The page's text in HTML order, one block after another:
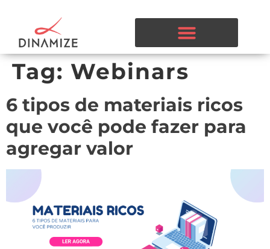
Tag: Webinars
6 tipos de materiais ricos
que você pode fazer para
agregar valor